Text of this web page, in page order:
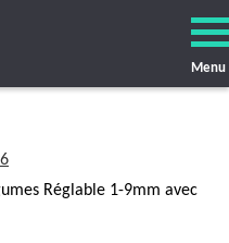
Menu
Réglable 1-9mm avec